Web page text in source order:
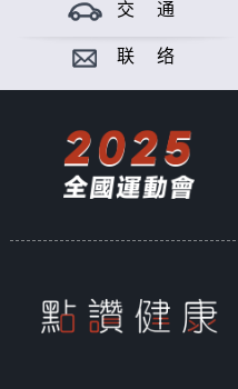
交 通
联 络